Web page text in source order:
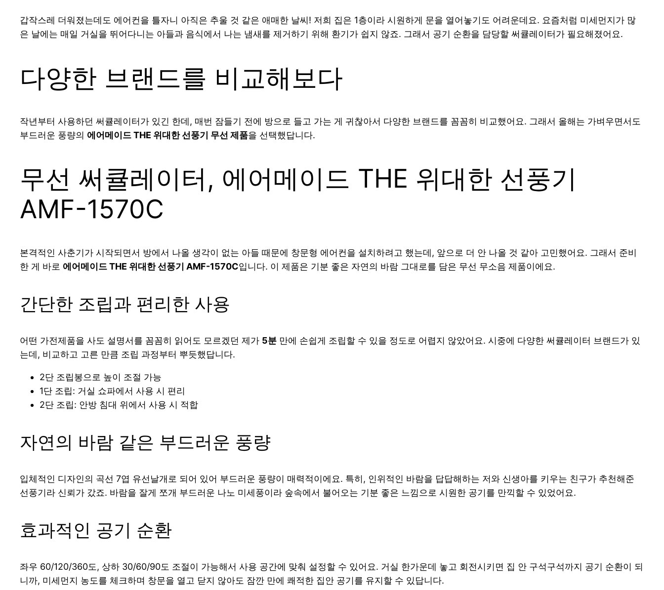
갑작스레 더워졌는데도 에어컨을 틀자니 아직은 추울 것 같은 애매한 날씨! 저희 집은 1층이라 시원하게 문을 열어놓기도 어려운데요. 요즘처럼 미세먼지가 많
은 날에는 매일 거실을 뛰어다니는 아들과 음식에서 나는 냄새를 제거하기 위해 환기가 쉽지 않죠. 그래서 공기 순환을 담당할 써큘레이터가 필요해졌어요.
다양한 브랜드를 비교해보다
작년부터 사용하던 써큘레이터가 있긴 한데, 매번 잠들기 전에 방으로 들고 가는 게 귀찮아서 다양한 브랜드를 꼼꼼히 비교했어요. 그래서 올해는 가벼우면서도
부드러운 풍량의 에어메이드 THE 위대한 선풍기 무선 제품을 선택했답니다.
무선 써큘레이터, 에어메이드 THE 위대한 선풍기
AMF-1570C
본격적인 사춘기가 시작되면서 방에서 나올 생각이 없는 아들 때문에 창문형 에어컨을 설치하려고 했는데, 앞으로 더 안 나올 것 같아 고민했어요. 그래서 준비
한 게 바로 에어메이드 THE 위대한 선풍기 AMF-1570C입니다. 이 제품은 기분 좋은 자연의 바람 그대로를 담은 무선 무소음 제품이에요.
간단한 조립과 편리한 사용
어떤 가전제품을 사도 설명서를 꼼꼼히 읽어도 모르겠던 제가 5분 만에 손쉽게 조립할 수 있을 정도로 어렵지 않았어요. 시중에 다양한 써큘레이터 브랜드가 있
는데, 비교하고 고른 만큼 조립 과정부터 뿌듯했답니다.
2단 조립봉으로 높이 조절 가능
1단 조립: 거실 쇼파에서 사용 시 편리
2단 조립: 안방 침대 위에서 사용 시 적합
자연의 바람 같은 부드러운 풍량
입체적인 디자인의 곡선 7엽 유선날개로 되어 있어 부드러운 풍량이 매력적이에요. 특히, 인위적인 바람을 답답해하는 저와 신생아를 키우는 친구가 추천해준
선풍기라 신뢰가 갔죠. 바람을 잘게 쪼개 부드러운 나노 미세풍이라 숲속에서 불어오는 기분 좋은 느낌으로 시원한 공기를 만끽할 수 있었어요.
효과적인 공기 순환
좌우 60/120/360도, 상하 30/60/90도 조절이 가능해서 사용 공간에 맞춰 설정할 수 있어요. 거실 한가운데 놓고 회전시키면 집 안 구석구석까지 공기 순환이 되
니까, 미세먼지 농도를 체크하며 창문을 열고 닫지 않아도 잠깐 만에 쾌적한 집안 공기를 유지할 수 있답니다.